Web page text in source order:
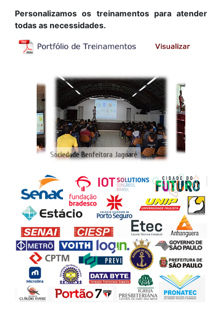
Personalizamos os treinamentos para atender
todas as necessidades.